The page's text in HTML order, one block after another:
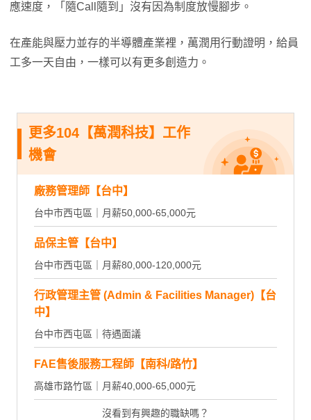
應速度，「隨Call隨到」沒有因為制度放慢腳步。
在產能與壓力並存的半導體產業裡，萬潤用行動證明，給員
工多一天自由，一樣可以有更多創造力。
更多104【萬潤科技】工作
機會
廠務管理師【台中】
台中市西屯區｜月薪50,000-65,000元
品保主管【台中】
台中市西屯區｜月薪80,000-120,000元
行政管理主管 (Admin & Facilities Manager)【台
中】
台中市西屯區｜待遇面議
FAE售後服務工程師【南科/路竹】
高雄市路竹區｜月薪40,000-65,000元
沒看到有興趣的職缺嗎？